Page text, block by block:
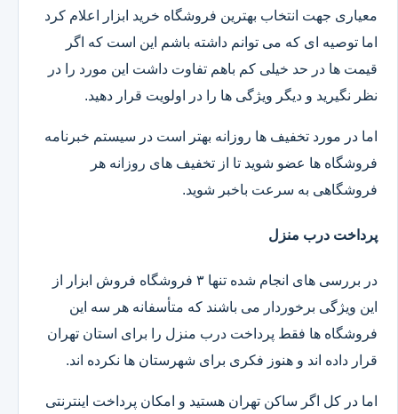
معیاری جهت انتخاب بهترین فروشگاه خرید ابزار اعلام کرد
اما توصیه ای که می توانم داشته باشم این است که اگر
قیمت ها در حد خیلی کم باهم تفاوت داشت این مورد را در
نظر نگیرید و دیگر ویژگی ها را در اولویت قرار دهید.
اما در مورد تخفیف ها روزانه بهتر است در سیستم خبرنامه
فروشگاه ها عضو شوید تا از تخفیف های روزانه هر
فروشگاهی به سرعت باخبر شوید.
پرداخت درب منزل
در بررسی های انجام شده تنها ۳ فروشگاه فروش ابزار از
این ویژگی برخوردار می باشند که متأسفانه هر سه این
فروشگاه ها فقط پرداخت درب منزل را برای استان تهران
قرار داده اند و هنوز فکری برای شهرستان ها نکرده اند.
اما در کل اگر ساکن تهران هستید و امکان پرداخت اینترنتی